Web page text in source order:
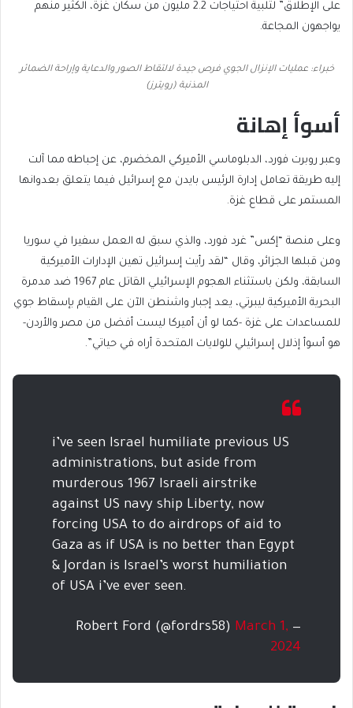
على الإطلاق” لتلبية احتياجات 2.2 مليون من سكان غزة، الكثير منهم
يواجهون المجاعة.
خبراء: عمليات الإنزال الجوي فرص جيدة لالتقاط الصور والدعاية وإراحة الضمائر
المذنبة (رويترز)
أسوأ إهانة
وعبر روبرت فورد، الدبلوماسي الأميركي المخضرم، عن إحباطه مما آلت
إليه طريقة تعامل إدارة الرئيس بايدن مع إسرائيل فيما يتعلق بعدوانها
المستمر على قطاع غزة.
وعلى منصة “إكس” غرد فورد، والذي سبق له العمل سفيرا في سوريا
ومن قبلها الجزائر، وقال “لقد رأيت إسرائيل تهين الإدارات الأميركية
السابقة، ولكن باستثناء الهجوم الإسرائيلي القاتل عام 1967 ضد مدمرة
البحرية الأميركية ليبرتي، يعد إجبار واشنطن الآن على القيام بإسقاط جوي
للمساعدات على غزة -كما لو أن أميركا ليست أفضل من مصر والأردن-
هو أسوأ إذلال إسرائيلي للولايات المتحدة أراه في حياتي”.
i’ve seen Israel humiliate previous US
administrations, but aside from
murderous 1967 Israeli airstrike
against US navy ship Liberty, now
forcing USA to do airdrops of aid to
Gaza as if USA is no better than Egypt
& Jordan is Israel’s worst humiliation
of USA i’ve ever seen.
— Robert Ford (@fordrs58)
March 1,
2024